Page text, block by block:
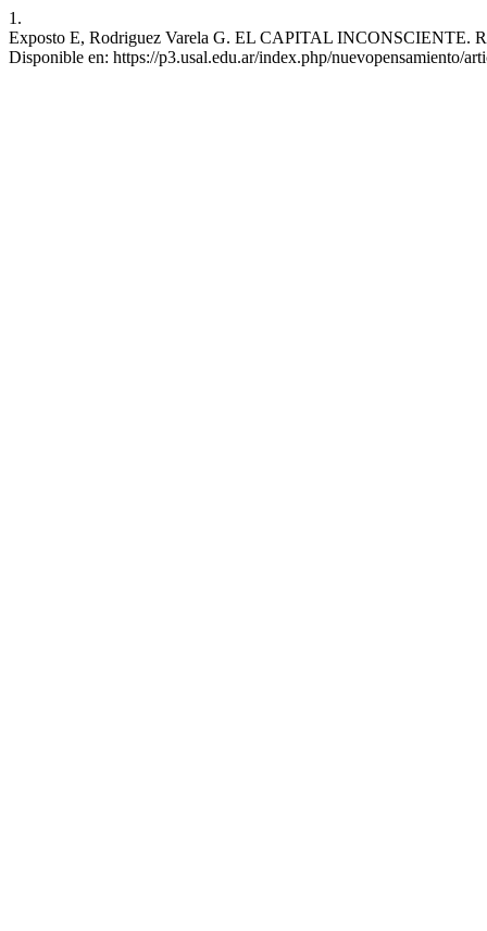
1.
Exposto E, Rodriguez Varela G. EL CAPITAL INCONSCIENTE.
Disponible en: https://p3.usal.edu.ar/index.php/nuevopensamiento/